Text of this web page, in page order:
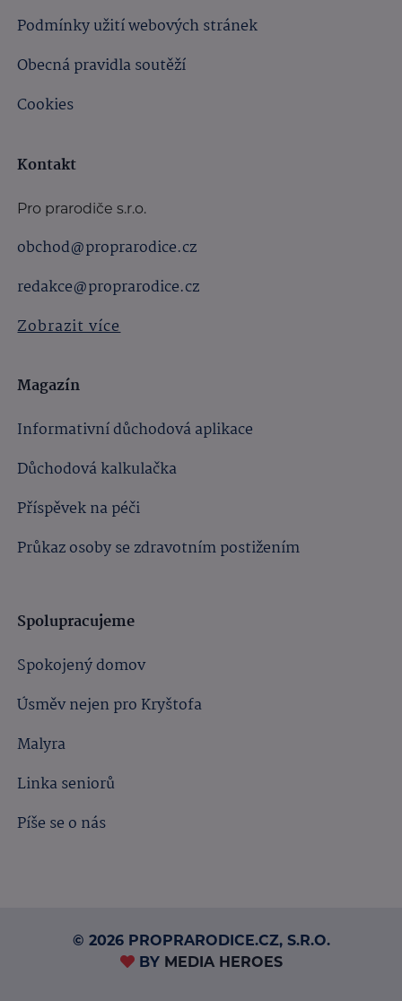
Podmínky užití webových stránek
Obecná pravidla soutěží
Cookies
Kontakt
Pro prarodiče s.r.o.
obchod@proprarodice.cz
redakce@proprarodice.cz
Zobrazit více
Magazín
Informativní důchodová aplikace
Důchodová kalkulačka
Příspěvek na péči
Průkaz osoby se zdravotním postižením
Spolupracujeme
Spokojený domov
Úsměv nejen pro Kryštofa
Malyra
Linka seniorů
Píše se o nás
© 2026 PROPRARODICE.CZ, S.R.O.
BY MEDIA HEROES